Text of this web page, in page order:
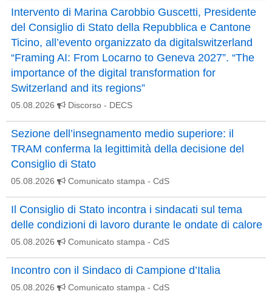
Intervento di Marina Carobbio Guscetti, Presidente
del Consiglio di Stato della Repubblica e Cantone
Ticino, all’evento organizzato da digitalswitzerland
“Framing AI: From Locarno to Geneva 2027”. “The
importance of the digital transformation for
Switzerland and its regions”
05.08.2026 Discorso - DECS
Sezione dell’insegnamento medio superiore: il
TRAM conferma la legittimità della decisione del
Consiglio di Stato
05.08.2026 Comunicato stampa - CdS
Il Consiglio di Stato incontra i sindacati sul tema
delle condizioni di lavoro durante le ondate di calore
05.08.2026 Comunicato stampa - CdS
Incontro con il Sindaco di Campione d’Italia
05.08.2026 Comunicato stampa - CdS